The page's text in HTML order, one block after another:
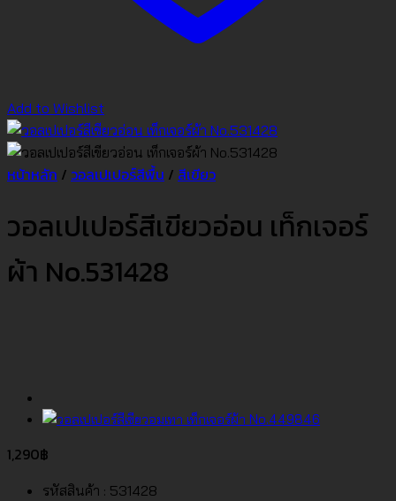
Add to Wishlist
หน้าหลัก / วอลเปเปอร์สีพื้น / สีเขียว
วอลเปเปอร์สีเขียวอ่อน เท็กเจอร์
ผ้า No.531428
1,290฿
รหัสสินค้า : 531428